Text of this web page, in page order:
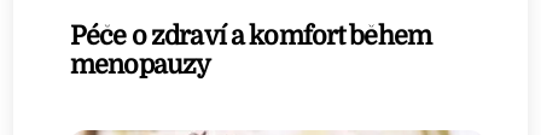
Péče o zdraví a komfort během
menopauzy